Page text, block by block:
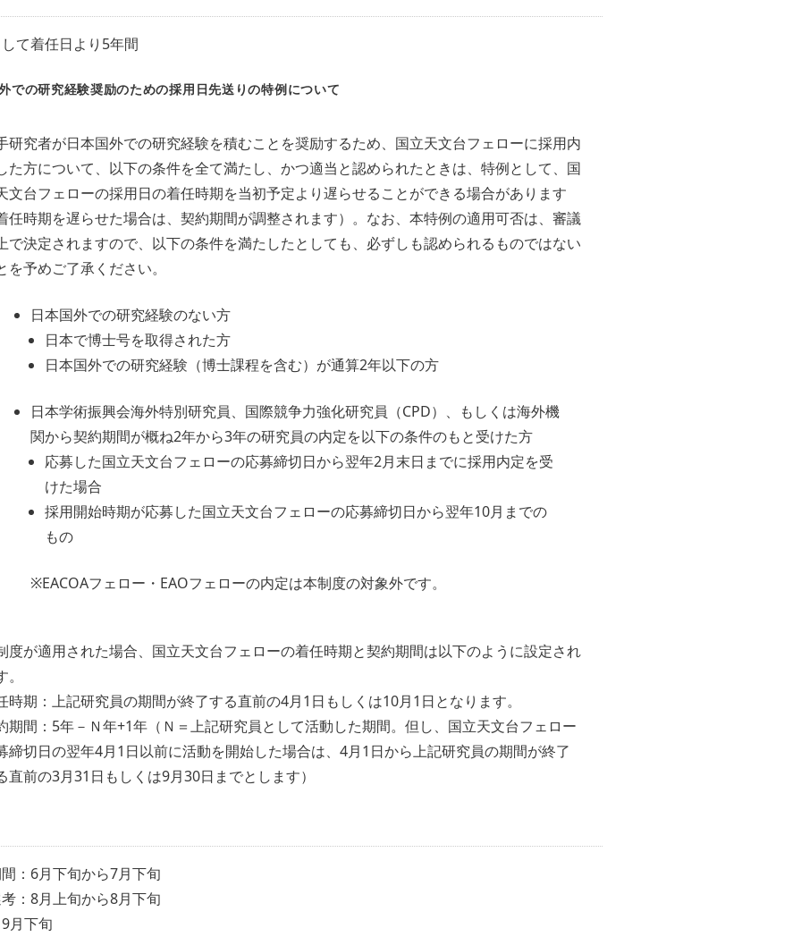
て着任日より5年間
での研究経験奨励のための採用日先送りの特例について
研究者が日本国外での研究経験を積むことを奨励するため、国立天文台フェローに採用内
た方について、以下の条件を全て満たし、かつ適当と認められたときは、特例として、国
文台フェローの採用日の着任時期を当初予定より遅らせることができる場合があります
任時期を遅らせた場合は、契約期間が調整されます）。なお、本特例の適用可否は、審議
で決定されますので、以下の条件を満たしたとしても、必ずしも認められるものではない
を予めご了承ください。
日本国外での研究経験のない方
日本で博士号を取得された方
日本国外での研究経験（博士課程を含む）が通算2年以下の方
日本学術振興会海外特別研究員、国際競争力強化研究員（CPD）、もしくは海外機
関から契約期間が概ね2年から3年の研究員の内定を以下の条件のもと受けた方
応募した国立天文台フェローの応募締切日から翌年2月末日までに採用内定を受
けた場合
採用開始時期が応募した国立天文台フェローの応募締切日から翌年10月までの
もの
※EACOAフェロー・EAOフェローの内定は本制度の対象外です。
度が適用された場合、国立天文台フェローの着任時期と契約期間は以下のように設定され
時期：上記研究員の期間が終了する直前の4月1日もしくは10月1日となります。
期間：5年－Ｎ年+1年（Ｎ＝上記研究員として活動した期間。但し、国立天文台フェロー
締切日の翌年4月1日以前に活動を開始した場合は、4月1日から上記研究員の期間が終了
直前の3月31日もしくは9月30日までとします）
：6月下旬から7月下旬
：8月上旬から8月下旬
月下旬